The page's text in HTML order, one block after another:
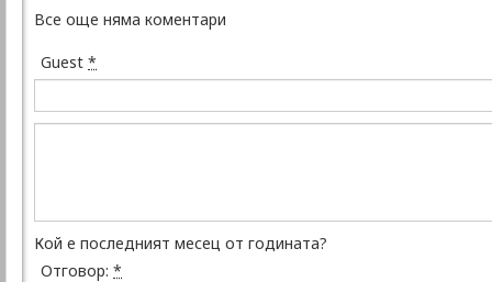
Все още няма коментари
Guest *
Кой е последният месец от годината?
Отговор: *